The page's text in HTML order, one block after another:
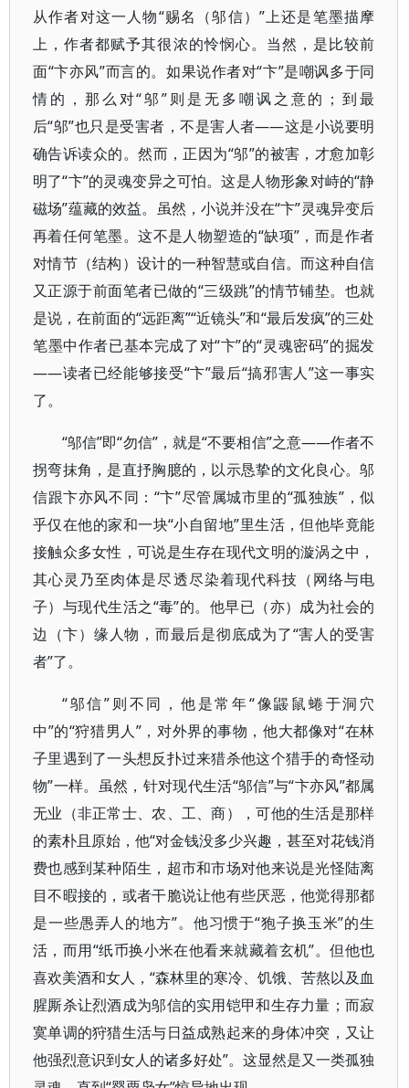
从作者对这一人物“赐名（邬信）”上还是笔墨描摩
上，作者都赋予其很浓的怜悯心。当然，是比较前
面“卞亦风”而言的。如果说作者对“卞”是嘲讽多于同
情的，那么对“邬”则是无多嘲讽之意的；到最
后“邬”也只是受害者，不是害人者——这是小说要明
确告诉读众的。然而，正因为“邬”的被害，才愈加彰
明了“卞”的灵魂变异之可怕。这是人物形象对峙的“静
磁场”蕴藏的效益。虽然，小说并没在“卞”灵魂异变后
再着任何笔墨。这不是人物塑造的“缺项”，而是作者
对情节（结构）设计的一种智慧或自信。而这种自信
又正源于前面笔者已做的“三级跳”的情节铺垫。也就
是说，在前面的“远距离”“近镜头”和“最后发疯”的三处
笔墨中作者已基本完成了对“卞”的“灵魂密码”的掘发
——读者已经能够接受“卞”最后“搞邪害人”这一事实
了。
“邬信”即“勿信”，就是“不要相信”之意——作者不
拐弯抹角，是直抒胸臆的，以示恳挚的文化良心。邬
信跟卞亦风不同：“卞”尽管属城市里的“孤独族”，似
乎仅在他的家和一块“小自留地”里生活，但他毕竟能
接触众多女性，可说是生存在现代文明的漩涡之中，
其心灵乃至肉体是尽透尽染着现代科技（网络与电
子）与现代生活之“毒”的。他早已（亦）成为社会的
边（卞）缘人物，而最后是彻底成为了“害人的受害
者”了。
“邬信”则不同，他是常年“像鼹鼠蜷于洞穴
中”的“狩猎男人”，对外界的事物，他大都像对“在林
子里遇到了一头想反扑过来猎杀他这个猎手的奇怪动
物”一样。虽然，针对现代生活“邬信”与“卞亦风”都属
无业（非正常士、农、工、商），可他的生活是那样
的素朴且原始，他“对金钱没多少兴趣，甚至对花钱消
费也感到某种陌生，超市和市场对他来说是光怪陆离
目不暇接的，或者干脆说让他有些厌恶，他觉得那都
是一些愚弄人的地方”。他习惯于“狍子换玉米”的生
活，而用“纸币换小米在他看来就藏着玄机”。但他也
喜欢美酒和女人，“森林里的寒冷、饥饿、苦熬以及血
腥厮杀让烈酒成为邬信的实用铠甲和生存力量；而寂
寞单调的狩猎生活与日益成熟起来的身体冲突，又让
他强烈意识到女人的诸多好处”。这显然是又一类孤独